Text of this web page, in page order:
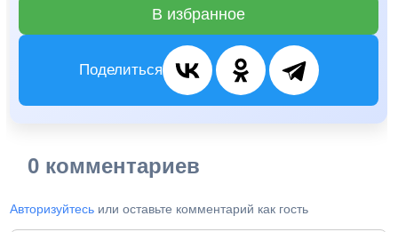
В избранное
Поделиться
0 комментариев
Авторизуйтесь или оставьте комментарий как гость